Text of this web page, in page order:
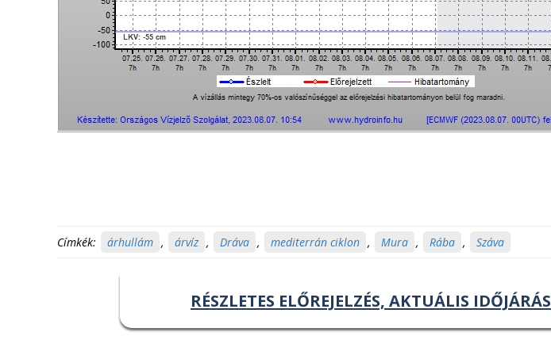
Címkék: árhullám , árvíz , Dráva , mediterrán ciklon , Mura , Rába , Száva
RÉSZLETES ELŐREJELZÉS, AKTUÁLIS IDŐJÁRÁS